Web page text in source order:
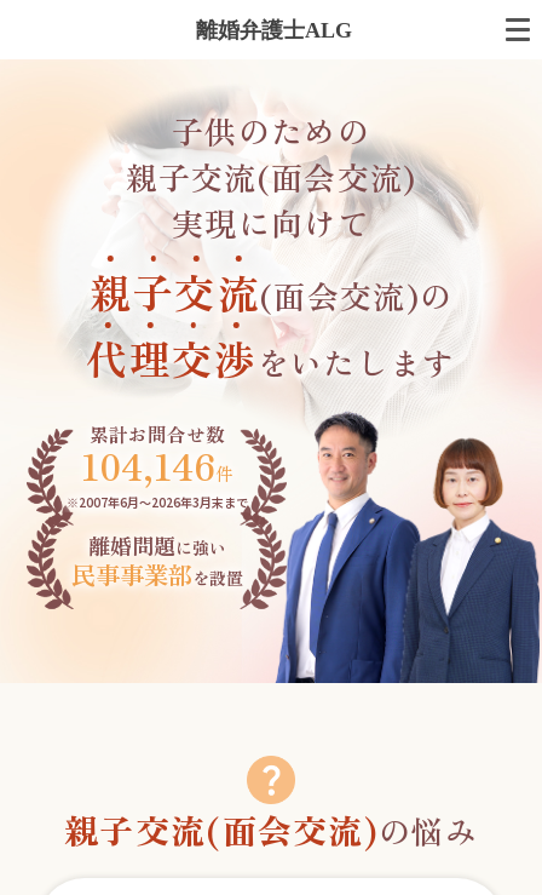
離婚弁護士ALG
子供のための
親子交流(面会交流)
実現に向けて
親子交流(面会交流)の
代理交渉 をいたします
累計お問合せ数
104,146件
※2007年6月～2026年3月末まで
離婚問題に強い
民事事業部を設置
親子交流(面会交流)の悩み